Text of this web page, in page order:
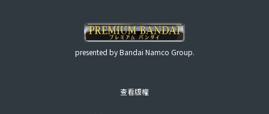
presented by Bandai Namco Group.
查看版權